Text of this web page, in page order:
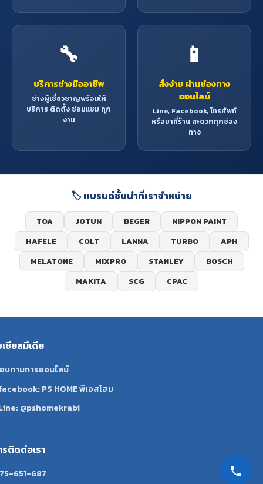
🔧
บริการช่างมืออาชีพ
ช่างผู้เชี่ยวชาญพร้อมให้
บริการ ติดตั้ง ซ่อมแซม ทุก
งาน
📱
สั่งง่าย ผ่านช่องทาง
ออนไลน์
Line, Facebook, โทรศัพท์
หรือมาที่ร้าน สะดวกทุกช่อง
ทาง
🏷️ แบรนด์ชั้นนำที่เราจำหน่าย
TOA JOTUN BEGER
NIPPON PAINT
HAFELE
COLT LANNA TURBO
APH
MELATONE
MIXPRO STANLEY
BOSCH
MAKITA
SCG CPAC
เชียลมีเดีย
บถามทารออนไลน์
PS HOME พีเอสโฮม
@pshomekrabi
รติดต่อเรา
651-687